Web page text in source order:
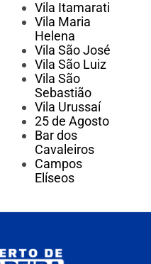
Vila Itamarati
Vila Maria
Helena
Vila São José
Vila São Luiz
Vila São
Sebastião
Vila Urussaí
25 de Agosto
Bar dos
Cavaleiros
Campos
Elíseos